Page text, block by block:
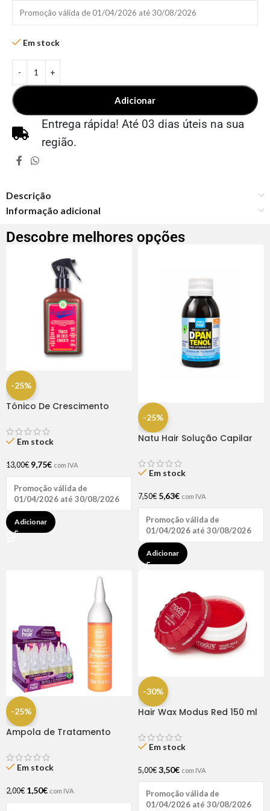
Promoção válida de 01/04/2026 até 30/08/2026
Em stock
Adicionar
Entrega rápida! Até 03 dias úteis na sua
região.
Descrição
Informação adicional
Descobre melhores opções
-25%
Tónico De Crescimento
Em stock
13,00€ 9,75€ com IVA
Promoção válida de
01/04/2026 até 30/08/2026
Adicionar
-25%
Natu Hair Solução Capilar
Em stock
7,50€ 5,63€ com IVA
Promoção válida de
01/04/2026 até 30/08/2026
Adicionar
-25%
Ampola de Tratamento
Hair (1 UNIDADE)
Em stock
2,00€ 1,50€ com IVA
-30%
Hair Wax Modus Red 150 ml
Em stock
5,00€ 3,50€ com IVA
Promoção válida de
01/04/2026 até 30/08/2026